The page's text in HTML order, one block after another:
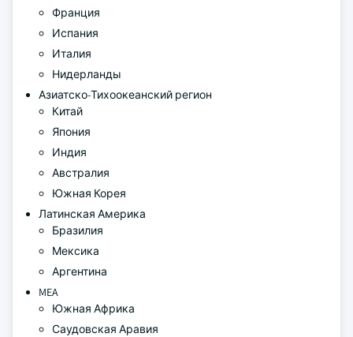
Франция
Испания
Италия
Нидерланды
Азиатско-Тихоокеанский регион
Китай
Япония
Индия
Австралия
Южная Корея
Латинская Америка
Бразилия
Мексика
Аргентина
MEA
Южная Африка
Саудовская Аравия